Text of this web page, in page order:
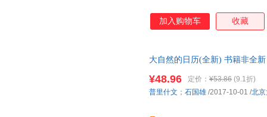
加入购物车 收藏
大自然的日历(全新) 书籍非全
¥48.96 定价： ¥53.86 (9.1折)
普里什文 ； 石国雄 /2017-10-01 /北